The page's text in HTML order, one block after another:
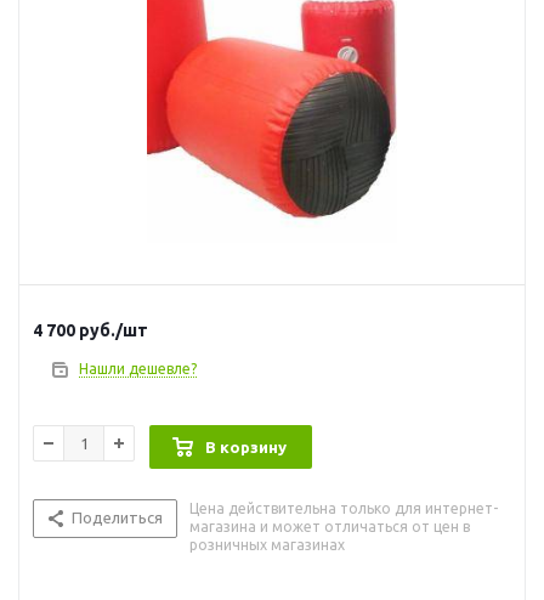
4 700 руб./шт
Нашли дешевле?
В корзину
Поделиться
Цена действительна только для интернет-
магазина и может отличаться от цен в
розничных магазинах